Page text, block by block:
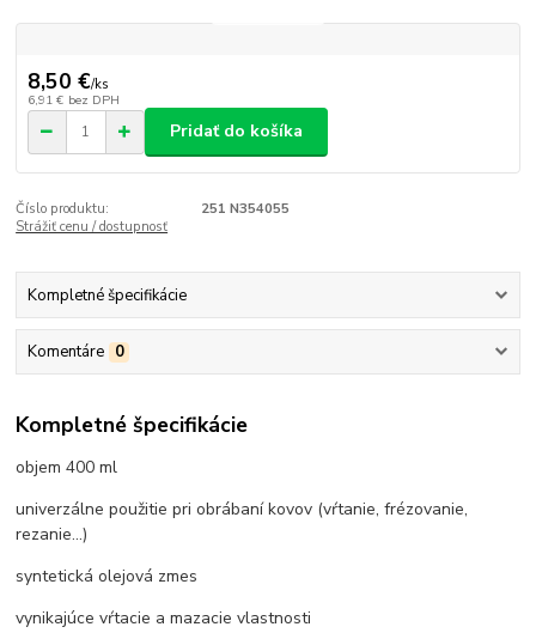
8,50 €/ks
6,91 € bez DPH
Pridať do košíka
Číslo produktu:
251 N354055
Strážiť cenu / dostupnosť
Kompletné špecifikácie
Komentáre 0
Kompletné špecifikácie
objem 400 ml
univerzálne použitie pri obrábaní kovov (vŕtanie, frézovanie,
rezanie...)
syntetická olejová zmes
vynikajúce vŕtacie a mazacie vlastnosti